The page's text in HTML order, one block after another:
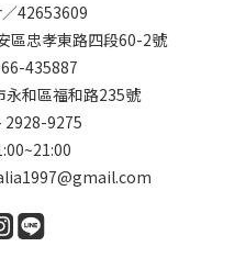
42653609
區忠孝東路四段60-2號
435887
永和區福和路235號
2928-9275